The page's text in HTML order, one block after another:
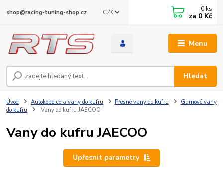
Menu
CZK
Hledat
shop@racing-tuning-shop.cz 0 ks
za 0 Kč
Úvod Autokoberce a vany do kufru Přesné vany do kufru
Gumové vany
do kufru
Vany do kufru JAECOO
Vany do kufru JAECOO
Upřesnit parametry